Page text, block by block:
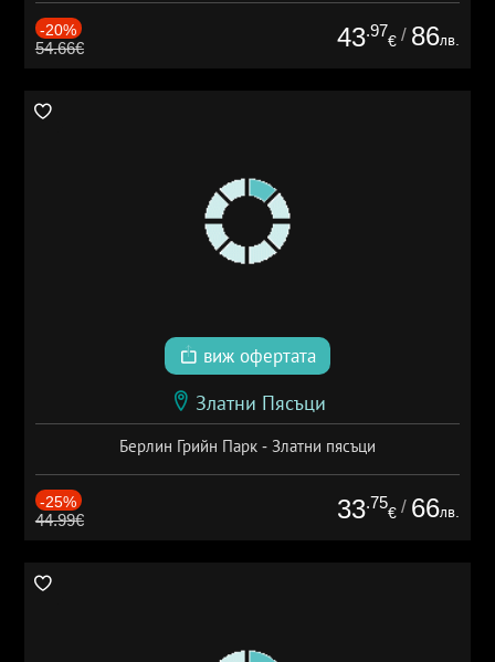
-20%
54.66€ 43.97
€ / 86лв.
виж офертата
Златни Пясъци
Берлин Грийн Парк - Златни пясъци
-25%
44.99€ 33.75
€ / 66лв.